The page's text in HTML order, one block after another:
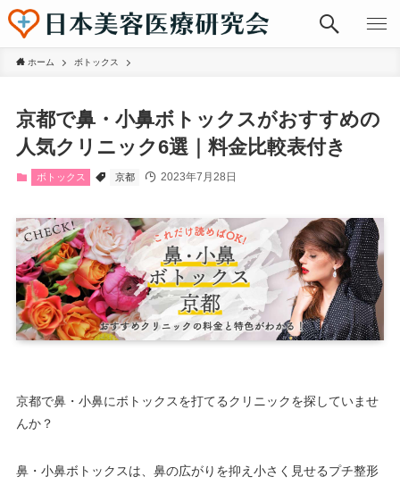
ホーム ボトックス
京都で鼻・小鼻ボトックスがおすすめの
人気クリニック6選｜料金比較表付き
ボトックス 京都 2023年7月28日
京都で鼻・小鼻にボトックスを打てるクリニックを探していませ
んか？
鼻・小鼻ボトックスは、鼻の広がりを抑え小さく見せるプチ整形